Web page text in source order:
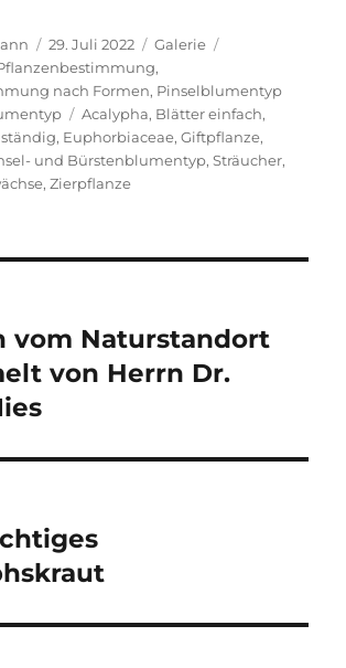
Veröffentlicht
am
29. Juli 2022 Format
Galerie
,
nach Formen, Pinselblumentyp
Schlagwörter
Acalypha, Blätter einfach,
, Euphorbiaceae,Giftpflanze,
und Bürstenblumentyp,Sträucher,
,Zierpflanze
vom Naturstandort
von Herrn Dr.